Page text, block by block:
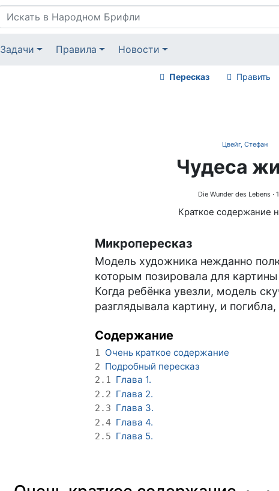
Задачи Правила Новости
Пересказ Править
Цвейг, Стефан
Чудеса
Die Wunder des Lebens ·
Краткое содержание
Микропересказ
Модель художника нежданно
которым позировала для
Когда ребёнка увезли, модель
разглядывала картину, и
Содержание
1 Очень краткое содержание
2 Подробный пересказ
2.1 Глава 1.
2.2 Глава 2.
2.3 Глава 3.
2.4 Глава 4.
2.5 Глава 5.